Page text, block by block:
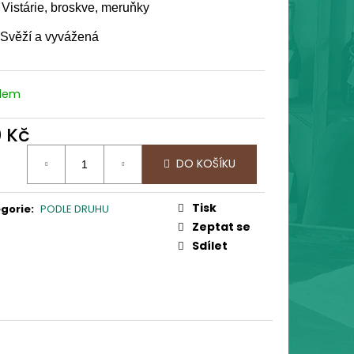
broskve, meruňky
a vyvážená
Kč
DO KOŠÍKU
: PODLE DRUHU
Tisk
Zeptat se
Sdílet
"PRŮŘEZ CHUTÍ"